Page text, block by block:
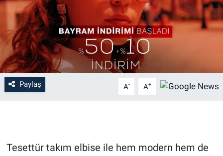
Paylaş A- A+
Tesettür takım elbise ile hem modern hem de